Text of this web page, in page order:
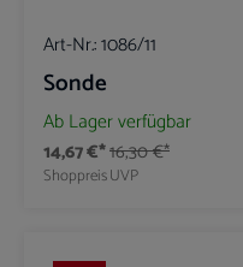
Art-Nr.:1086/11
Sonde
Ab Lager verfügbar
14,67 €*
Shoppreis
16,30 €*
UVP